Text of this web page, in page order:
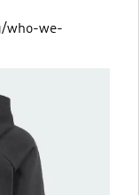
who-we-